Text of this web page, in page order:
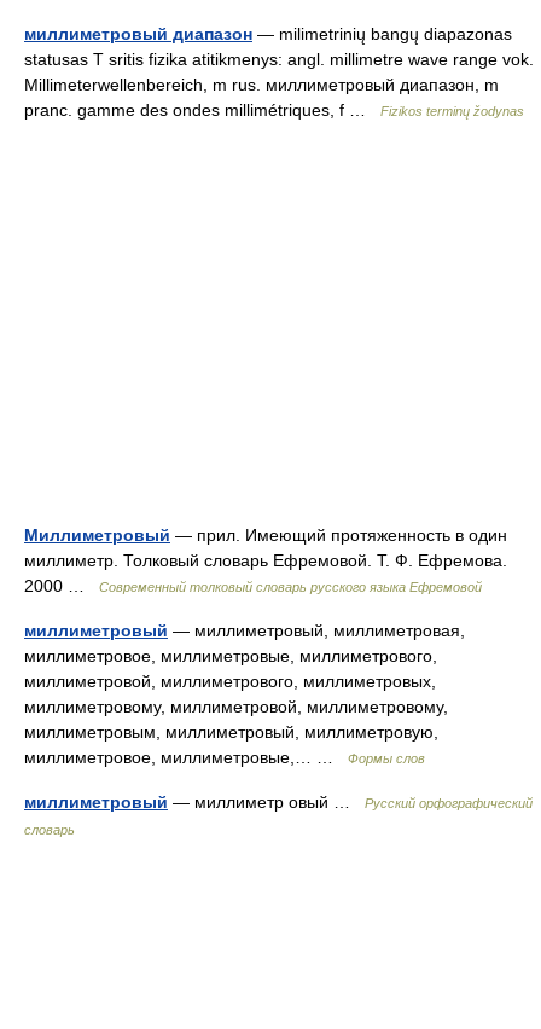
миллиметровый диапазон — milimetrinių bangų diapazonas
statusas T sritis fizika atitikmenys: angl. millimetre wave range vok.
Millimeterwellenbereich, m rus. миллиметровый диапазон, m
pranc. gamme des ondes millimétriques, f …
Fizikos terminų žodynas
Миллиметровый — прил. Имеющий протяженность в один
миллиметр. Толковый словарь Ефремовой. Т. Ф. Ефремова.
2000 …
Современный толковый словарь русского языка Ефремовой
миллиметровый — миллиметровый, миллиметровая,
миллиметровое, миллиметровые, миллиметрового,
миллиметровой, миллиметрового, миллиметровых,
миллиметровому, миллиметровой, миллиметровому,
миллиметровым, миллиметровый, миллиметровую,
миллиметровое, миллиметровые,… …
Формы слов
миллиметровый — миллиметр овый …
Русский орфографический
словарь